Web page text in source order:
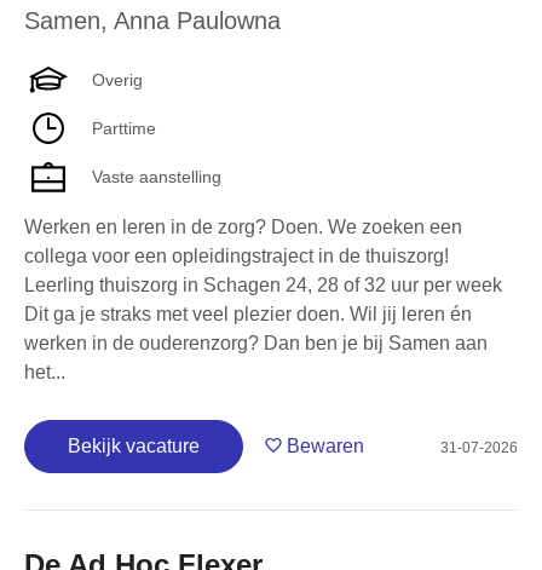
Samen, Anna Paulowna
Overig
Parttime
Vaste aanstelling
Werken en leren in de zorg? Doen. We zoeken een
collega voor een opleidingstraject in de thuiszorg!
Leerling thuiszorg in Schagen 24, 28 of 32 uur per week
Dit ga je straks met veel plezier doen. Wil jij leren én
werken in de ouderenzorg? Dan ben je bij Samen aan
het...
Bekijk vacature Bewaren 31-07-2026